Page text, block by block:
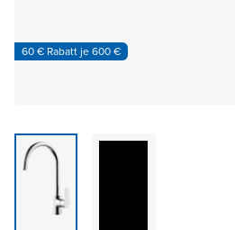
60 € Rabatt je 600 €